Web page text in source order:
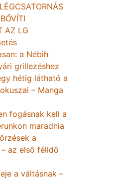
AZ LG
a Nébih
grillezéshez
hétig látható a
– Manga
fogásnak kell a
maradnia
a
az első félidő
a váltásnak –